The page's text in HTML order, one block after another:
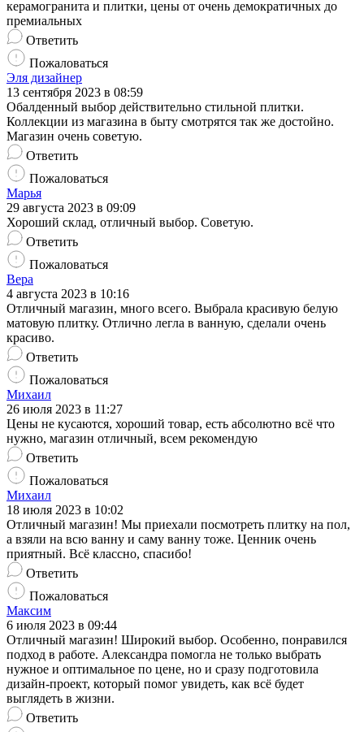
керамогранита и плитки, цены от очень демократичных до
премиальных
Ответить
Пожаловаться
Эля дизайнер
13 сентября 2023 в 08:59
Обалденный выбор действительно стильной плитки.
Коллекции из магазина в быту смотрятся так же достойно.
Магазин очень советую.
Ответить
Пожаловаться
Марья
29 августа 2023 в 09:09
Хороший склад, отличный выбор. Советую.
Ответить
Пожаловаться
Вера
4 августа 2023 в 10:16
Отличный магазин, много всего. Выбрала красивую белую
матовую плитку. Отлично легла в ванную, сделали очень
красиво.
Ответить
Пожаловаться
Михаил
26 июля 2023 в 11:27
Цены не кусаются, хороший товар, есть абсолютно всё что
нужно, магазин отличный, всем рекомендую
Ответить
Пожаловаться
Михаил
18 июля 2023 в 10:02
Отличный магазин! Мы приехали посмотреть плитку на пол,
а взяли на всю ванну и саму ванну тоже. Ценник очень
приятный. Всё классно, спасибо!
Ответить
Пожаловаться
Максим
6 июля 2023 в 09:44
Отличный магазин! Широкий выбор. Особенно, понравился
подход в работе. Александра помогла не только выбрать
нужное и оптимальное по цене, но и сразу подготовила
дизайн-проект, который помог увидеть, как всё будет
выглядеть в жизни.
Ответить